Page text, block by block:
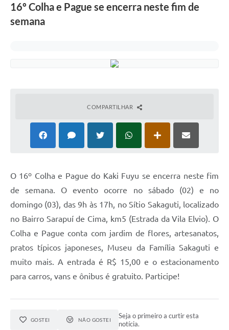
16º Colha e Pague se encerra neste fim de
semana
COMPARTILHAR
O 16º Colha e Pague do Kaki Fuyu se encerra neste fim
de semana. O evento ocorre no sábado (02) e no
domingo (03), das 9h às 17h, no Sítio Sakaguti, localizado
no Bairro Sarapuí de Cima, km5 (Estrada da Vila Elvio). O
Colha e Pague conta com jardim de flores, artesanatos,
pratos típicos japoneses, Museu da Família Sakaguti e
muito mais. A entrada é R$ 15,00 e o estacionamento
para carros, vans e ônibus é gratuito. Participe!
GOSTEI NÃO GOSTEI
Seja o primeiro a curtir esta
notícia.